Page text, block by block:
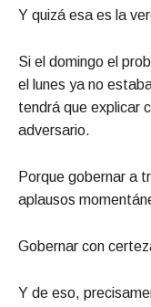
Y quizá esa es la
Si el domingo el
el lunes ya no
tendrá que explicar
adversario.
Porque gobernar a
aplausos
Gobernar con
Y de eso,